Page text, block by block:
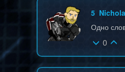
5
Одно
0